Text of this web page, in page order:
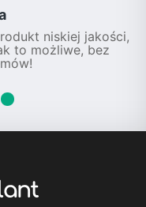
niskiej jakości,
to możliwe, bez